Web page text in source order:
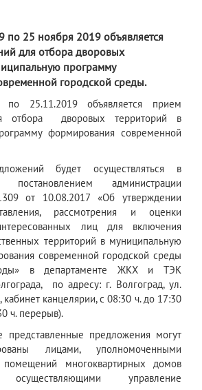
по 25 ноября 2019 объявляется
для отбора дворовых
программу
городской среды.
25.11.2019 объявляется прием
отбора дворовых территорий в
формирования современной
будет осуществляться в
постановлением администрации
от 10.08.2017 «Об утверждении
рассмотрения и оценки
лиц для включения
территорий в муниципальную
современной городской среды
в департаменте ЖКХ и ТЭК
по адресу: г. Волгоград, ул.
кабинет канцелярии, с 08:30 ч. до 17:30
ч. перерыв).
представленные предложения могут
лицами, уполномоченными
помещений многоквартирных домов
осуществляющими управление